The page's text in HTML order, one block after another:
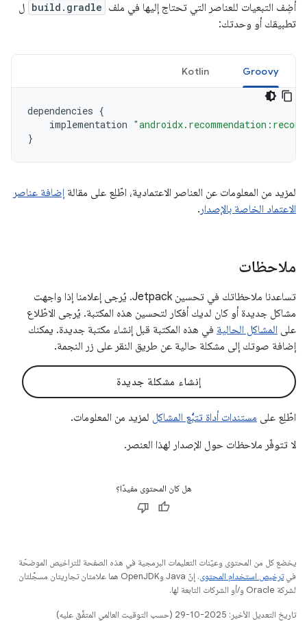
أضِف التبعيات للعناصر التي تحتاج إليها في ملف build.gradle ل
تطبيقك أو وحدتك:
Groovy
Kotlin
dependencies {
implementation
}
لمزيد من المعلومات عن العناصر الاعتمادية، اطّلِع على مقالة إضافة عناصر
الاعتماد الخاصة بالإصدار .
ملاحظات
تساعدنا ملاحظاتك في تحسين Jetpack. يُرجى إعلامنا إذا واجهت
مشاكل جديدة أو كان لديك أفكار لتحسين هذه المكتبة. يُرجى الاطّلاع
على المشاكل الحالية في هذه المكتبة قبل إنشاء مكتبة جديدة. يمكنك
إضافة صوتك إلى مشكلة حالية عن طريق النقر على زر النجمة.
إنشاء مشكلة جديدة
اطّلِع على مستندات أداة تتبُّع المشاكل لمزيد من المعلومات.
لا تتوفّر ملاحظات حول الإصدار لهذا العنصر.
هل كان المحتوى مفيدًا؟
يخضع كل من المحتوى وعيّنات التعليمات البرمجية في هذه الصفحة للتراخيص الموضحّة
فيترخيص استخدام المحتوى
. إنّ Java وOpenJDK هما علامتان تجاريتان مسجَّلتان
لشركة Oracle و/أو الشركات التابعة لها.
تاريخ التعديل الأخير: 2025-10-29 (حسب التوقيت العالمي المتفَّق عليه)